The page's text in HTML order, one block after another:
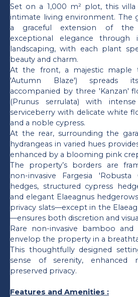
Set on a 1,000 m² plot, this
intimate living environment. The
a graceful extension of the
exceptional elegance through
landscaping, with each plant
beauty and charm.
At the front, a majestic maple
'Autumn Blaze') spreads
accompanied by three 'Kanzan'
(Prunus serrulata) with
serviceberry with delicate white
and a noble cypress.
At the rear, surrounding the
hydrangeas in varied hues
enhanced by a blooming pink
The property’s borders are
non-invasive Fargesia
hedges, structured cypress
and elegant Elaeagnus
privacy slats—except in the
—ensures both discretion and
Rare non-invasive bamboo
envelop the property in a
This thoughtfully designed
sense of serenity, enhanced
preserved privacy.
Features and Amenities :